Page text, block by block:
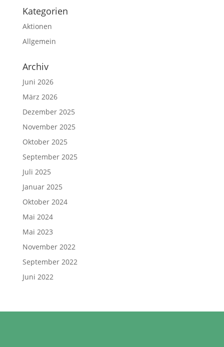
Kategorien
Aktionen
Allgemein
Archiv
Juni 2026
März 2026
Dezember 2025
November 2025
Oktober 2025
September 2025
Juli 2025
Januar 2025
Oktober 2024
Mai 2024
Mai 2023
November 2022
September 2022
Juni 2022